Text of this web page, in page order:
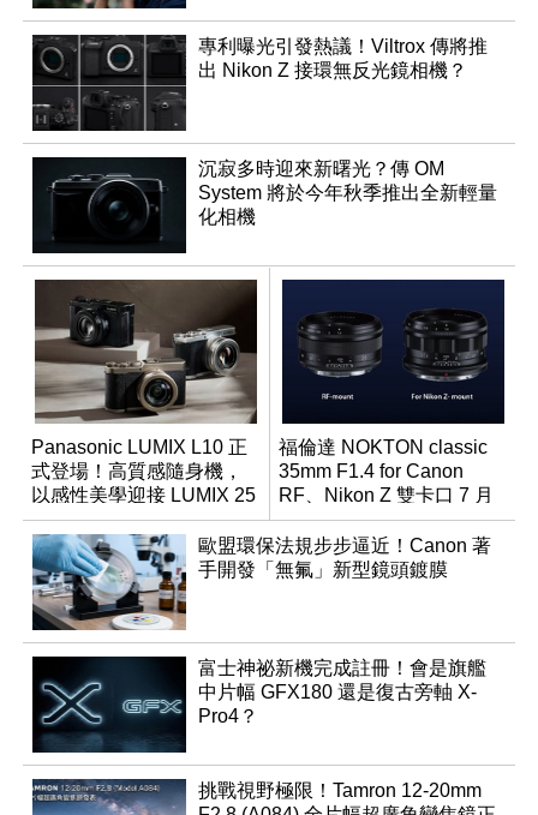
專利曝光引發熱議！Viltrox 傳將推
出 Nikon Z 接環無反光鏡相機？
沉寂多時迎來新曙光？傳 OM
System 將於今年秋季推出全新輕量
化相機
Panasonic LUMIX L10 正
式登場！高質感隨身機，
以感性美學迎接 LUMIX 25
週年
福倫達 NOKTON classic
35mm F1.4 for Canon
RF、Nikon Z 雙卡口 7 月
同步登台
歐盟環保法規步步逼近！Canon 著
手開發「無氟」新型鏡頭鍍膜
富士神祕新機完成註冊！會是旗艦
中片幅 GFX180 還是復古旁軸 X-
Pro4？
挑戰視野極限！Tamron 12-20mm